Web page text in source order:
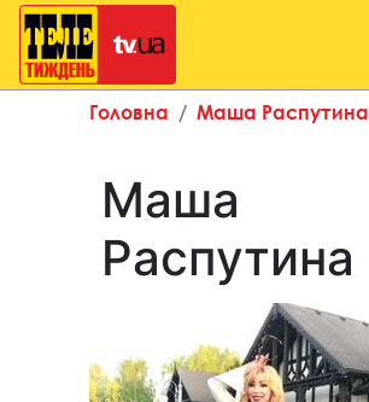
Головна Маша Распутина
Маша
Распутина